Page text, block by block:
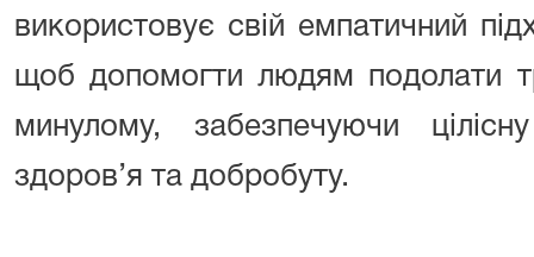
використовує свій емпатичний
щоб допомогти людям подолати
минулому, забезпечуючи
здоров’я та добробуту.